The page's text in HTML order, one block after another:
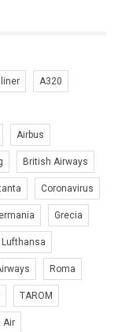
A320
Airbus
British Airways
Coronavirus
Grecia
Lufthansa
Roma
TAROM
Air